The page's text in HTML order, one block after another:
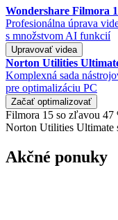
Wondershare Filmora
Profesionálna úprava
s množstvom AI funkcií
Upravovať videa
Norton Utilities
Komplexná sada
pre optimalizáciu PC
Začať optimalizovať
Filmora 15 so zľavou 47
Norton Utilities Ultimate
Akčné ponuky